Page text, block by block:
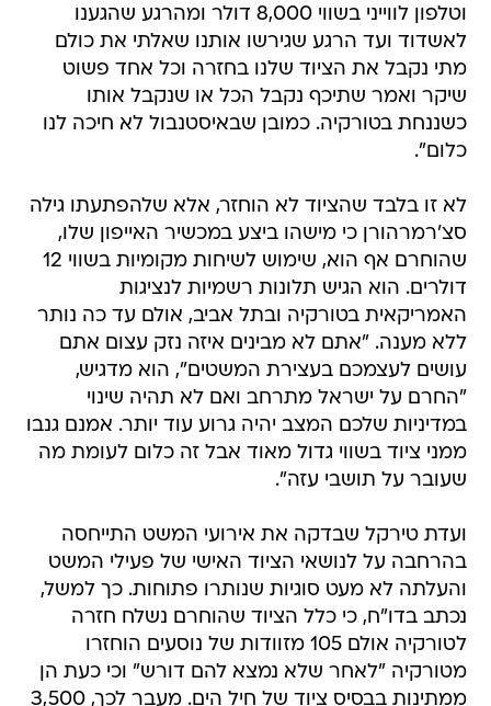
וטלפון לווייני בשווי 8,000 דולר ומהרגע שהגענו
לאשדוד ועד הרגע שגירשו אותנו שאלתי את כולם
מתי נקבל את הציוד שלנו בחזרה וכל אחד פשוט
שיקר ואמר שתיכף נקבל הכל או שנקבל אותו
כשננחת בטורקיה. כמובן שבאיסטנבול לא חיכה לנו
כלום".
לא זו בלבד שהציוד לא הוחזר, אלא שלהפתעתו גילה
סצ'רמרהורן כי מישהו ביצע במכשיר האייפון שלו,
שהוחרם אף הוא, שימוש לשיחות מקומיות בשווי 12
דולרים. הוא הגיש תלונות רשמיות לנציגות
האמריקאית בטורקיה ובתל אביב, אולם עד כה נותר
ללא מענה. "אתם לא מבינים איזה נזק עצום אתם
עושים לעצמכם בעצירת המשטים", הוא מדגיש,
"החרם על ישראל מתרחב ואם לא תהיה שינוי
במדיניות שלכם המצב יהיה גרוע עוד יותר. אמנם גנבו
ממני ציוד בשווי גדול מאוד אבל זה כלום לעומת מה
שעובר על תושבי עזה".
ועדת טירקל שבדקה את אירועי המשט התייחסה
בהרחבה על לנושאי הציוד האישי של פעילי המשט
והעלתה לא מעט סוגיות שנותרו פתוחות. כך למשל,
נכתב בדו"ח, כי כלל הציוד שהוחרם נשלח חזרה
לטורקיה אולם 105 מזוודות של נוסעים הוחזרו
מטורקיה "לאחר שלא נמצא להם דורש" וכי כעת הן
ממתינות בבסיס ציוד של חיל הים. מעבר לכך, 3,500